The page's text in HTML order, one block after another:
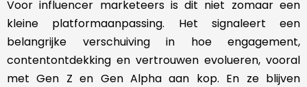
Voor influencer marketeers is dit niet zomaar een
kleine platformaanpassing. Het signaleert een
belangrijke verschuiving in hoe engagement,
contentontdekking en vertrouwen evolueren, vooral
met Gen Z en Gen Alpha aan kop. En ze blijven